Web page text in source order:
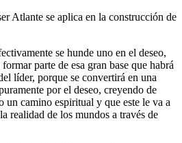
Atlante se aplica en la construcción de
se hunde uno en el deseo,
parte de esa gran base que habrá
líder, porque se convertirá en una
por el deseo, creyendo de
un camino espiritual y que este le va a
realidad de los mundos a través de